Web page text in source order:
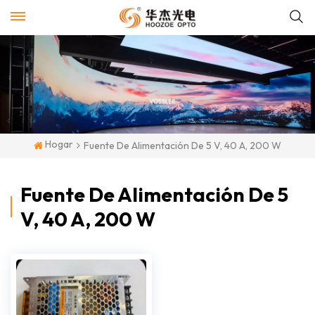
Hogar Fuente De Alimentación De 5 V, 40 A, 200 W
Fuente De Alimentación De 5
V, 40 A, 200 W